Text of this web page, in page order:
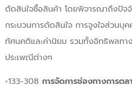
ตัดสินใจซื้อสินค้า โดยพิจารณาถึงปั
กระบวนการตัดสินใจ การจูงใจส่วนบุ
ทัศนคติและค่านิยม รวมทั้งอิทธิพลท
ประเพณีต่างๆ
◦133-308 การจัดการช่องทางการต